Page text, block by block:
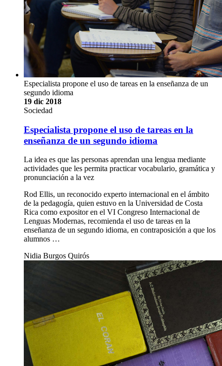
Especialista propone el uso de tareas en la enseñanza de un
segundo idioma
19 dic 2018
Sociedad
Especialista propone el uso de tareas en la
enseñanza de un segundo idioma
La idea es que las personas aprendan una lengua mediante
actividades que les permita practicar vocabulario, gramática y
pronunciación a la vez
Rod Ellis, un reconocido experto internacional en el ámbito
de la pedagogía, quien estuvo en la Universidad de Costa
Rica como expositor en el VI Congreso Internacional de
Lenguas Modernas, recomienda el uso de tareas en la
enseñanza de un segundo idioma, en contraposición a que los
alumnos …
Nidia Burgos Quirós